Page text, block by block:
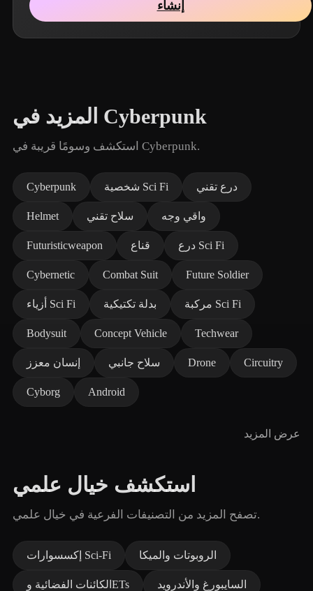
إنشاء
المزيد في Cyberpunk
استكشف وسومًا قريبة في Cyberpunk.
Cyberpunk شخصية Sci Fi درع تقني
Helmet سلاح تقني واقي وجه
Futuristicweapon قناع درع Sci Fi
Cybernetic Combat Suit Future Soldier
أزياء Sci Fi بدلة تكتيكية مركبة Sci Fi
Bodysuit Concept Vehicle Techwear
إنسان معزز سلاح جانبي Drone Circuitry
Cyborg Android
عرض المزيد
استكشف خيال علمي
تصفح المزيد من التصنيفات الفرعية في خيال علمي.
إكسسوارات Sci‑Fi الروبوتات والميكا
الكائنات الفضائية وETs السايبورغ والأندرويد